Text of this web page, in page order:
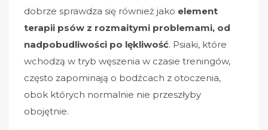
dobrze sprawdza się również jako element
terapii psów z rozmaitymi problemami, od
nadpobudliwości po lękliwość. Psiaki, które
wchodzą w tryb węszenia w czasie treningów,
często zapominają o bodźcach z otoczenia,
obok których normalnie nie przeszłyby
obojętnie.